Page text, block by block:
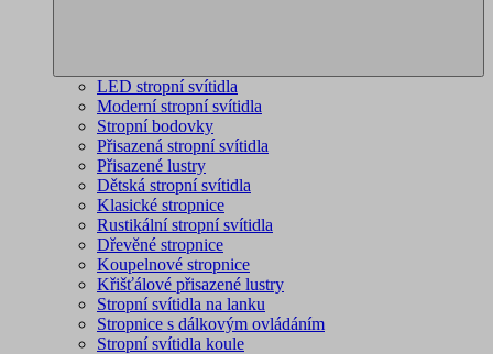
LED stropní svítidla
Moderní stropní svítidla
Stropní bodovky
Přisazená stropní svítidla
Přisazené lustry
Dětská stropní svítidla
Klasické stropnice
Rustikální stropní svítidla
Dřevěné stropnice
Koupelnové stropnice
Křišťálové přisazené lustry
Stropní svítidla na lanku
Stropnice s dálkovým ovládáním
Stropní svítidla koule